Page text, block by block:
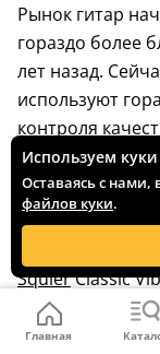
Главная
Рынок гитар
гораздо более
лет назад.
используют
контроля
даже "дешевые"
конструкцию и
были
SquierClassic
пример этого.
как правило,
Используем
Оставаясь с нами,
файлов куки.